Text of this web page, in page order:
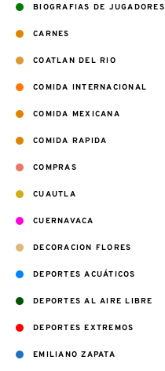
BIOGRAFIAS DE JUGADORES
CARNES
COATLAN DEL RIO
COMIDA INTERNACIONAL
COMIDA MEXICANA
COMIDA RAPIDA
COMPRAS
CUAUTLA
CUERNAVACA
DECORACION FLORES
DEPORTES ACUÁTICOS
DEPORTES AL AIRE LIBRE
DEPORTES EXTREMOS
EMILIANO ZAPATA